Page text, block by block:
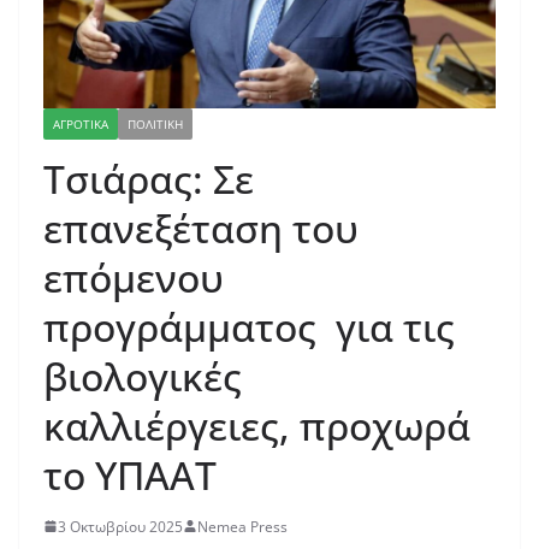
ΑΓΡΟΤΙΚΑ ΠΟΛΙΤΙΚΗ
Τσιάρας: Σε
επανεξέταση του
επόμενου
προγράμματος για τις
βιολογικές
καλλιέργειες, προχωρά
το ΥΠΑΑΤ
3 Οκτωβρίου 2025 Nemea Press